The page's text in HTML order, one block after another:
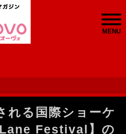
MENU
れる国際ショーケ
Festival】の